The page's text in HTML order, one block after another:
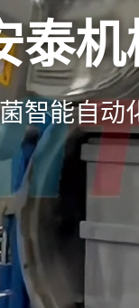
泰
智能自动